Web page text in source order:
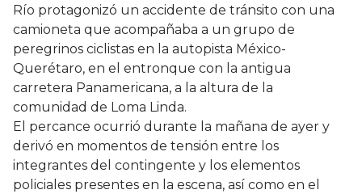
Río protagonizó un accidente de tránsito con una
camioneta que acompañaba a un grupo de
peregrinos ciclistas en la autopista México-
Querétaro, en el entronque con la antigua
carretera Panamericana, a la altura de la
comunidad de Loma Linda.
El percance ocurrió durante la mañana de ayer y
derivó en momentos de tensión entre los
integrantes del contingente y los elementos
policiales presentes en la escena, así como en el